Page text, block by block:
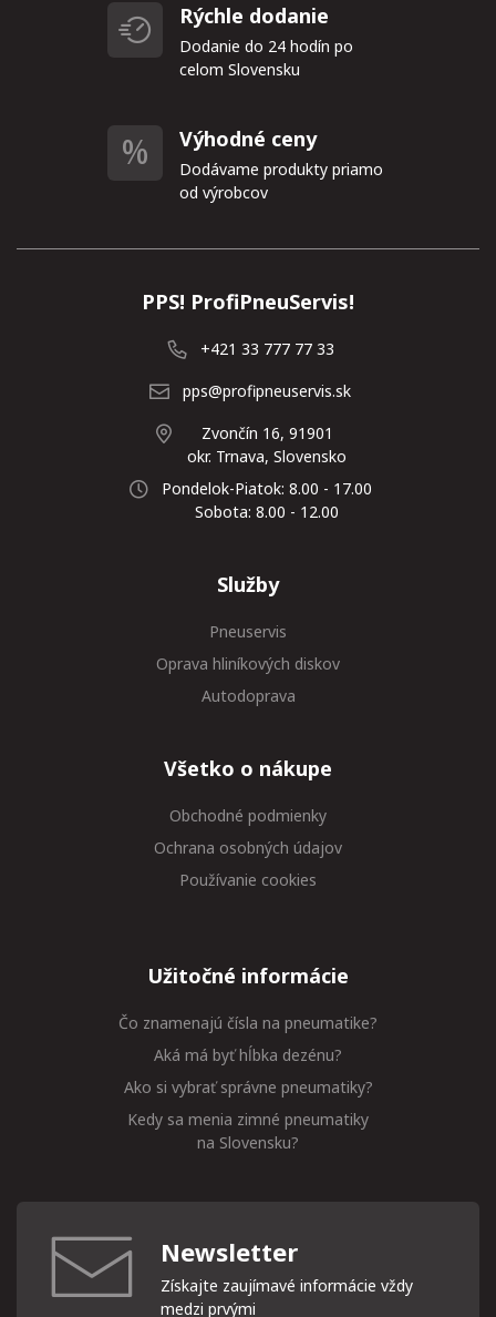
Rýchle dodanie
Dodanie do 24 hodín po
celom Slovensku
Výhodné ceny
Dodávame produkty priamo
od výrobcov
PPS! ProfiPneuServis!
+421 33 777 77 33
pps@profipneuservis.sk
Zvončín 16, 91901
okr. Trnava, Slovensko
Pondelok-Piatok: 8.00 - 17.00
Sobota: 8.00 - 12.00
Služby
Pneuservis
Oprava hliníkových diskov
Autodoprava
Všetko o nákupe
Obchodné podmienky
Ochrana osobných údajov
Používanie cookies
Užitočné informácie
Čo znamenajú čísla na pneumatike?
Aká má byť hĺbka dezénu?
Ako si vybrať správne pneumatiky?
Kedy sa menia zimné pneumatiky
na Slovensku?
Newsletter
Získajte zaujímavé informácie vždy
medzi prvými